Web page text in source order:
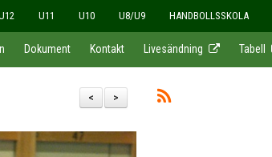
U11 U10 U8/U9 HANDBOLLSSKOLA
Dokument Kontakt Livesändning Tabell
>
<